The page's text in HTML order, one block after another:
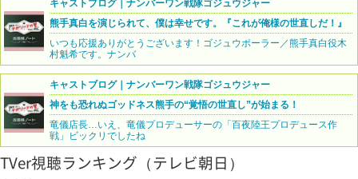
キャストブログ｜ナンバーワン戦隊ゴジュウジャー
熊手真白を演じられて、僕は幸せです。『これが俺様の世直しだ！』
いつも応援ありがとうございます！ゴジュウポーラー／熊手真白役木
村魁希です。ナンバ
キャストブログ｜ナンバーワン戦隊ゴジュウジャー
神をも恐れぬゴッドネス熊手の“覚悟の世直し”が始まる！
竜儀店長…いえ、竜儀プロデューサーの「百夜陸王プロデュース作
戦」ビックリでしたね
TVer視聴ランキング（テレビ朝日）